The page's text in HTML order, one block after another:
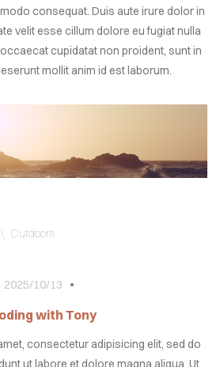
consequat. Duis aute irure dolor in
velit esse cillum dolore eu fugiat nulla
cupidatat non proident, sunt in
mollit anim id est laborum.
, Outdoors
2025/10/13
with Tony
consectetur adipisicing elit, sed do
ut labore et dolore magna aliqua. Ut